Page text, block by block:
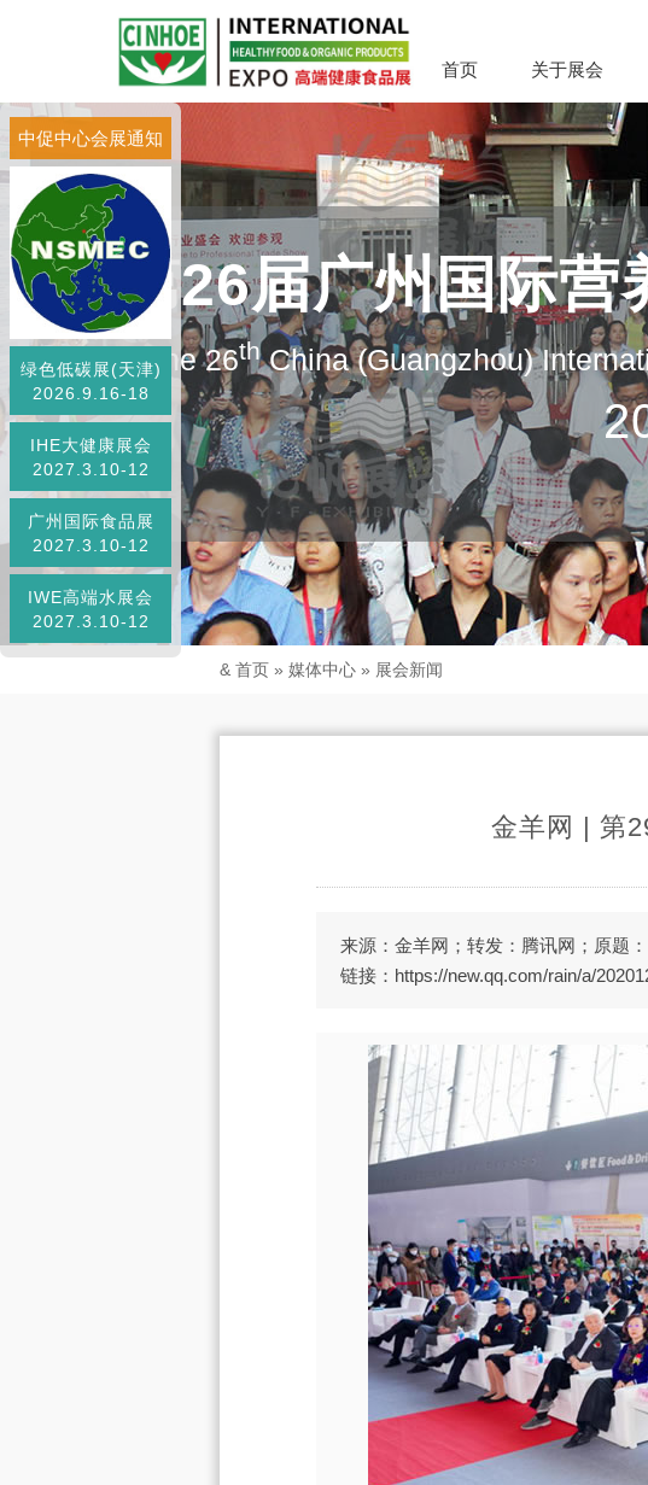
首页 关于展会
第26届广州国际营
The 26thChina (Guangzhou)
中促中心会展通知
绿色低碳展(天津)
2026.9.16-18
IHE大健康展会
2027.3.10-12
广州国际食品展
2027.3.10-12
IWE高端水展会
2027.3.10-12
& 首页 » 媒体中心 » 展会新闻
金羊网 | 第
来源：金羊网；转发：腾讯网；原题
链接：https://new.qq.com/rain/a/